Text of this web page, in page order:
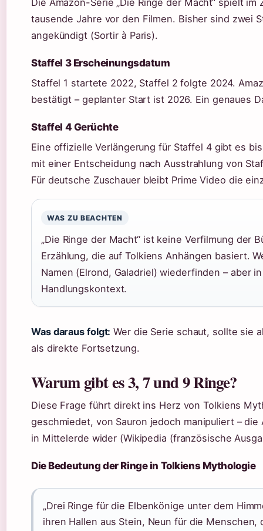
Die Amazon-Serie „Die Ringe der Macht“ spielt
tausende Jahre vor den Filmen. Bisher sind zwei
angekündigt (Sortir à Paris).
Staffel 3 Erscheinungsdatum
Staffel 1 startete 2022, Staffel 2 folgte 2024.
bestätigt – geplanter Start ist 2026. Ein genaues
Staffel 4 Gerüchte
Eine offizielle Verlängerung für Staffel 4 gibt es
mit einer Entscheidung nach Ausstrahlung von
Für deutsche Zuschauer bleibt Prime Video die
WAS ZU BEACHTEN
„Die Ringe der Macht“ ist keine Verfilmung der
Erzählung, die auf Tolkiens Anhängen basiert.
Namen (Elrond, Galadriel) wiederfinden – aber
Handlungskontext.
Was daraus folgt: Wer die Serie schaut, sollte sie
als direkte Fortsetzung.
Warum gibt es 3, 7 und 9 Ringe?
Diese Frage führt direkt ins Herz von Tolkiens
geschmiedet, von Sauron jedoch manipuliert –
in Mittelerde wider (Wikipedia (französische
Die Bedeutung der Ringe in Tolkiens Mythologie
„Drei Ringe für die Elbenkönige unter dem
ihren Hallen aus Stein, Neun für die